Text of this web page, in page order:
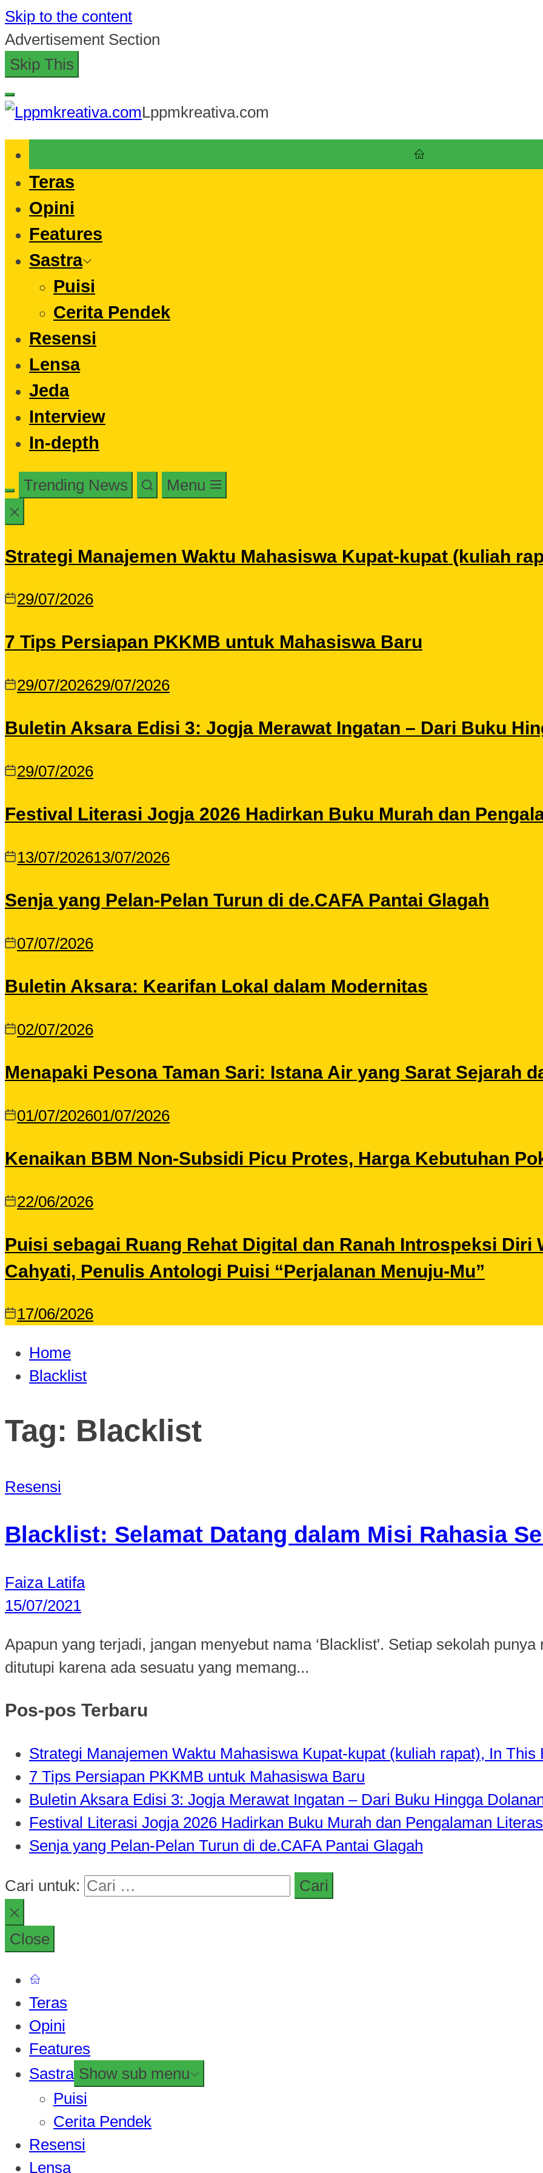
Skip to the content
Advertisement Section
Skip This
Lppmkreativa.com
Teras
Opini
Features
Sastra
Puisi
Cerita Pendek
Resensi
Lensa
Jeda
Interview
In-depth
Trending News Menu
Strategi Manajemen Waktu Mahasiswa Kupat-kupat (kuliah
29/07/2026
7 Tips Persiapan PKKMB untuk Mahasiswa Baru
29/07/202629/07/2026
Buletin Aksara Edisi 3: Jogja Merawat Ingatan – Dari Buku
29/07/2026
Festival Literasi Jogja 2026 Hadirkan Buku Murah dan
13/07/202613/07/2026
Senja yang Pelan-Pelan Turun di de.CAFA Pantai Glagah
07/07/2026
Buletin Aksara: Kearifan Lokal dalam Modernitas
02/07/2026
Menapaki Pesona Taman Sari: Istana Air yang Sarat Sejarah
01/07/202601/07/2026
Kenaikan BBM Non-Subsidi Picu Protes, Harga Kebutuhan
22/06/2026
Puisi sebagai Ruang Rehat Digital dan Ranah Introspeksi Diri
Cahyati, Penulis Antologi Puisi “Perjalanan Menuju-Mu”
17/06/2026
Home
Blacklist
Tag: Blacklist
Resensi
Blacklist: Selamat Datang dalam Misi Rahasia
Faiza Latifa
15/07/2021
Apapun yang terjadi, jangan menyebut nama ‘Blacklist'. Setiap sekolah
ditutupi karena ada sesuatu yang memang...
Pos-pos Terbaru
Strategi Manajemen Waktu Mahasiswa Kupat-kupat (kuliah rapat), In This
7 Tips Persiapan PKKMB untuk Mahasiswa Baru
Buletin Aksara Edisi 3: Jogja Merawat Ingatan – Dari Buku Hingga
Festival Literasi Jogja 2026 Hadirkan Buku Murah dan Pengalaman
Senja yang Pelan-Pelan Turun di de.CAFA Pantai Glagah
Cari untuk:
Close
Teras
Opini
Features
Sastra Show sub menu
Puisi
Cerita Pendek
Resensi
Lensa